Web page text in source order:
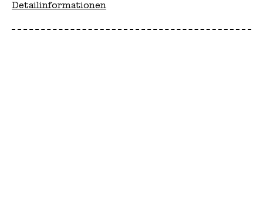
Detailinformationen